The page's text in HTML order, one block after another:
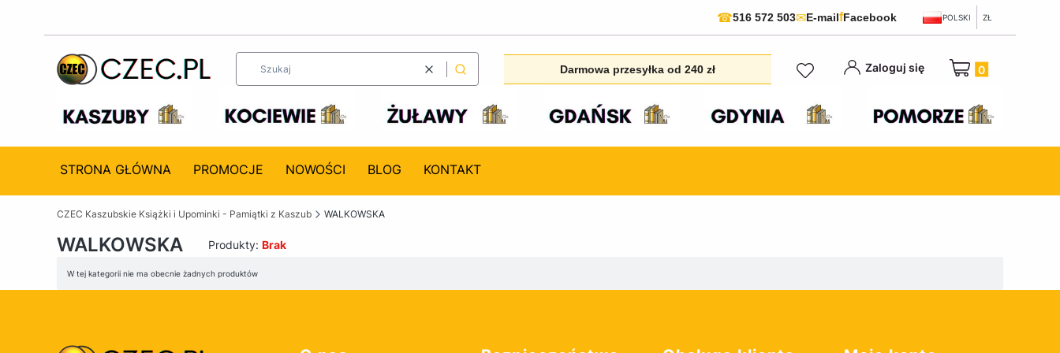
☎516 572 503✉E-mailfFacebook POLSKI ZŁ
WyczyśćSzukaj Darmowa przesyłka od 240 zł Zaloguj się Produkty w
STRONA GŁÓWNA PROMOCJE NOWOŚCI BLOG KONTAKT
CZEC Kaszubskie Książki i Upominki - Pamiątki z Kaszub WALKOWSKA
WALKOWSKA Produkty: Brak
Lista produktów
W tej kategorii nie ma obecnie żadnych produktów